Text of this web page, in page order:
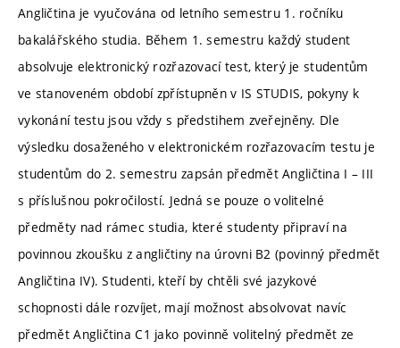
Angličtina je vyučována od letního semestru 1. ročníku
bakalářského studia. Během 1. semestru každý student
absolvuje elektronický rozřazovací test, který je studentům
ve stanoveném období zpřístupněn v IS STUDIS, pokyny k
vykonání testu jsou vždy s předstihem zveřejněny. Dle
výsledku dosaženého v elektronickém rozřazovacím testu je
studentům do 2. semestru zapsán předmět Angličtina I – III
s příslušnou pokročilostí. Jedná se pouze o volitelné
předměty nad rámec studia, které studenty připraví na
povinnou zkoušku z angličtiny na úrovni B2 (povinný předmět
Angličtina IV). Studenti, kteří by chtěli své jazykové
schopnosti dále rozvíjet, mají možnost absolvovat navíc
předmět Angličtina C1 jako povinně volitelný předmět ze